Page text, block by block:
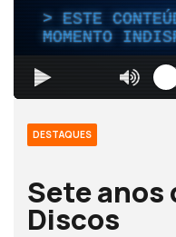
ESTE
MOMENTO
DESTAQUES
Sete anos
Discos